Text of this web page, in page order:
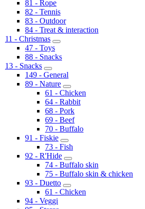
81 - Rope
82 - Tennis
83 - Outdoor
84 - Treat & interaction
11 - Christmas
47 - Toys
88 - Snacks
13 - Snacks
149 - General
89 - Nature
61 - Chicken
64 - Rabbit
68 - Pork
69 - Beef
70 - Buffalo
91 - Fiskie
73 - Fish
92 - R'Hide
74 - Buffalo skin
75 - Buffalo skin & chicken
93 - Duetto
61 - Chicken
94 - Veggi